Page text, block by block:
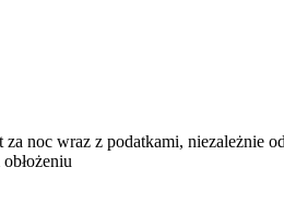
za noc wraz z podatkami, niezależnie